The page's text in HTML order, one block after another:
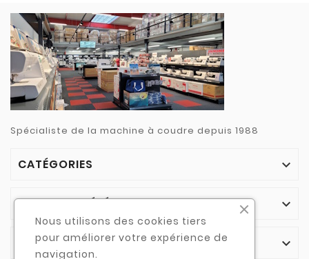
Spécialiste de la machine à coudre depuis 1988
CATÉGORIES 
NOTRE SOCIÉTÉ 
VOTRE COMPTE 
Nous utilisons des cookies tiers
pour améliorer votre expérience de
navigation.